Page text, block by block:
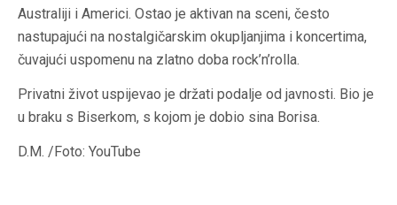
Australiji i Americi. Ostao je aktivan na sceni, često
nastupajući na nostalgičarskim okupljanjima i koncertima,
čuvajući uspomenu na zlatno doba rock’n’rolla.
Privatni život uspijevao je držati podalje od javnosti. Bio je
u braku s Biserkom, s kojom je dobio sina Borisa.
D.M. /Foto: YouTube